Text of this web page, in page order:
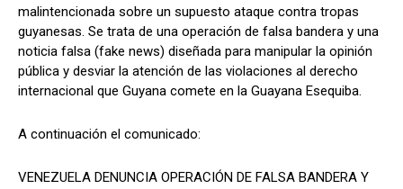
malintencionada sobre un supuesto ataque contra tropas
guyanesas. Se trata de una operación de falsa bandera y una
noticia falsa (fake news) diseñada para manipular la opinión
pública y desviar la atención de las violaciones al derecho
internacional que Guyana comete en la Guayana Esequiba.
A continuación el comunicado:
VENEZUELA DENUNCIA OPERACIÓN DE FALSA BANDERA Y